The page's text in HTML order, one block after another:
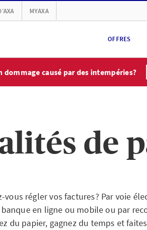
MYAXA
OFFRES
dommage causé par des intempéries?
de
vous régler vos factures? Par voie
en ligne ou mobile ou par
du papier, gagnez du temps et